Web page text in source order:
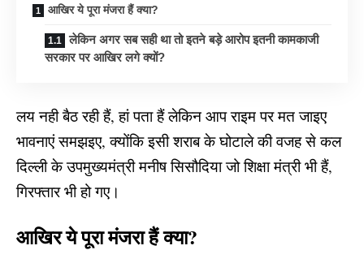
आखिर ये पूरा मंजरा हैं क्या?
लेकिन अगर सब सही था तो इतने बड़े आरोप इतनी कामकाजी
सरकार पर आखिर लगे क्यों?
लय नही बैठ रही हैं, हां पता हैं लेकिन आप राइम पर मत जाइए
भावनाएं समझइए, क्योंकि इसी शराब के घोटाले की वजह से कल
दिल्ली के उपमुख्यमंत्री मनीष सिसौदिया जो शिक्षा मंत्री भी हैं,
गिरफ्तार भी हो गए।
आखिर ये पूरा मंजरा हैं क्या?